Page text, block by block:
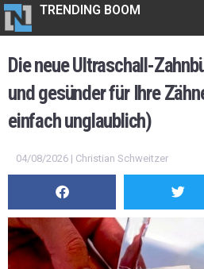
TRENDING BOOM
Die neue Ultraschall-
und gesünder für Ihre
einfach unglaublich)
04/08/2026 | Christian Schweitzer